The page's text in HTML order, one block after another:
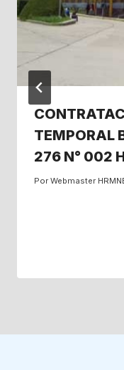
TEMPORAL
276 N° 002
Por Webmaster